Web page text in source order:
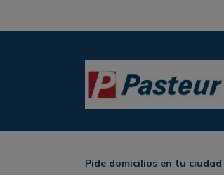
Pide domicilios en tu ciudad